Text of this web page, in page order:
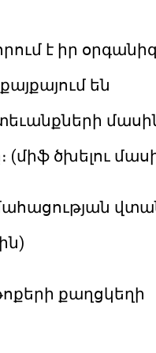
է իր
են
(միֆ ծխելու
քաղցկեղի